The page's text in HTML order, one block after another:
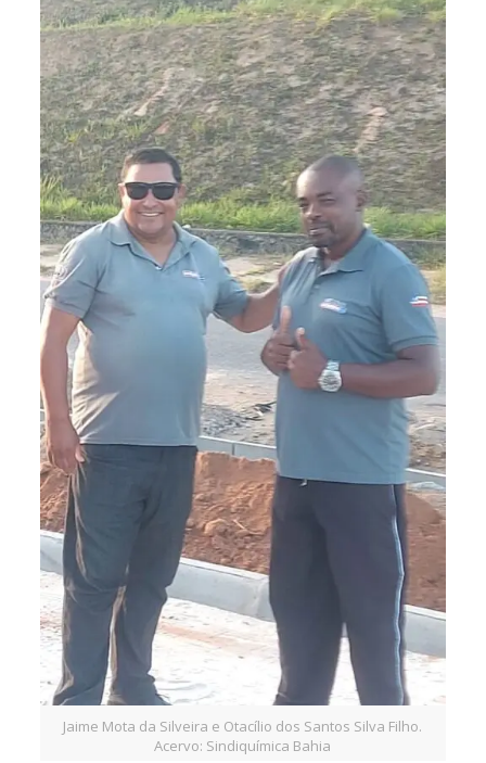
Jaime Mota da Silveira e Otacílio dos Santos Silva Filho.
Acervo: Sindiquímica Bahia